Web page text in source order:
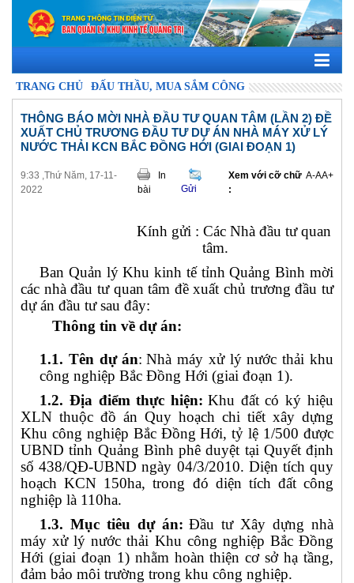
TRANG CHỦ ĐẤU THẦU, MUA SẮM CÔNG
THÔNG BÁO MỜI NHÀ ĐẦU TƯ QUAN TÂM (LẦN 2) ĐỀ
XUẤT CHỦ TRƯƠNG ĐẦU TƯ DỰ ÁN NHÀ MÁY XỬ LÝ
NƯỚC THẢI KCN BẮC ĐỒNG HỚI (GIAI ĐOẠN 1)
9:33 ,Thứ Năm, 17-11-
2022
In
bài
Gửi
Xem với cỡ chữ
:
A-AA+
Kính gửi : Các Nhà đầu tư quan
tâm.
Ban Quản lý Khu kinh tế tỉnh Quảng Bình mời
các nhà đầu tư quan tâm đề xuất chủ trương đầu tư
dự án đầu tư sau đây:
Thông tin về dự án:
1.1. Tên dự án: Nhà máy xử lý nước thải khu
công nghiệp Bắc Đồng Hới (giai đoạn 1).
1.2. Địa điểm thực hiện: Khu đất có ký hiệu
XLN thuộc đồ án Quy hoạch chi tiết xây dựng
Khu công nghiệp Bắc Đồng Hới, tỷ lệ 1/500 được
UBND tỉnh Quảng Bình phê duyệt tại Quyết định
số 438/QĐ-UBND ngày 04/3/2010. Diện tích quy
hoạch KCN 150ha, trong đó diện tích đất công
nghiệp là 110ha.
1.3. Mục tiêu dự án: Đầu tư Xây dựng nhà
máy xử lý nước thải Khu công nghiệp Bắc Đồng
Hới (giai đoạn 1)nhằm hoàn thiện cơ sở hạ tầng,
đảm bảo môi trường trong khu công nghiệp.